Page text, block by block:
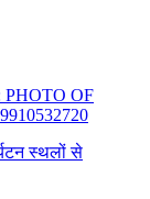
PHOTO OF
स्थलों से